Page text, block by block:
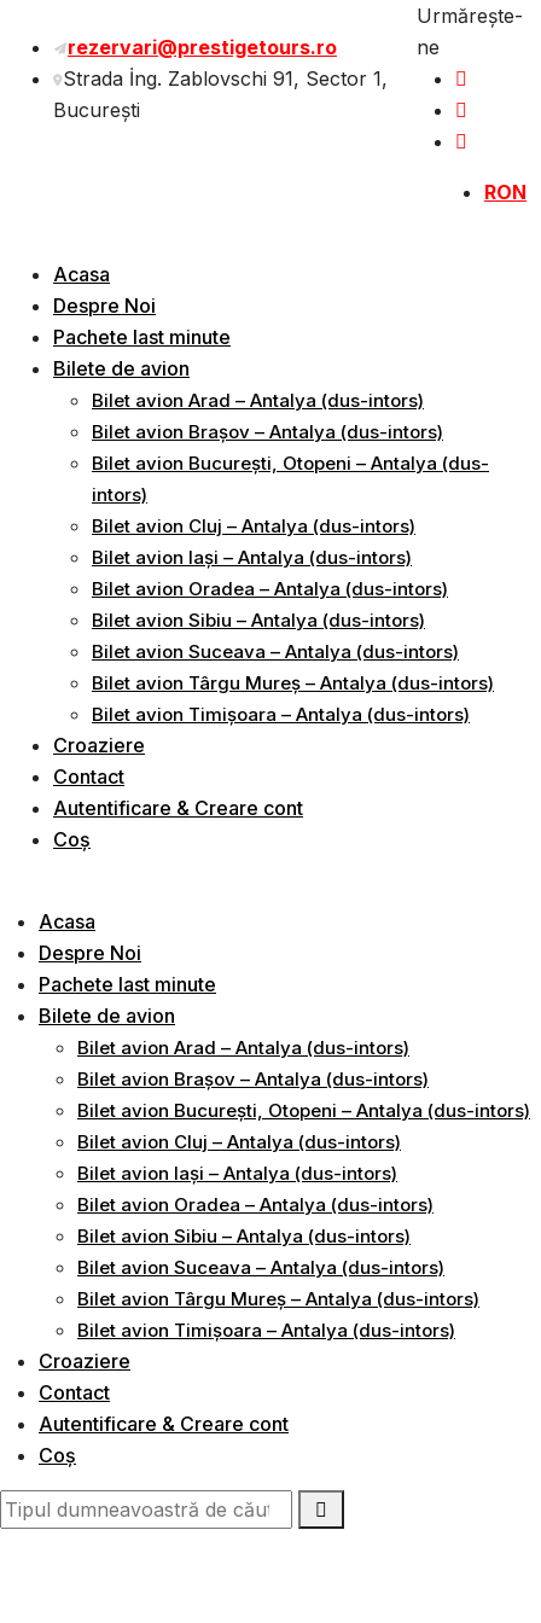
conținut
rezervari@prestigetours.ro
Strada İng. Zablovschi 91, Sector 1,
Bucureşti
Urmărește-
ne
RON
Acasa
Despre Noi
Pachete last minute
Bilete de avion
Bilet avion Arad – Antalya (dus-intors)
Bilet avion Brașov – Antalya (dus-intors)
Bilet avion București, Otopeni – Antalya (dus-
intors)
Bilet avion Cluj – Antalya (dus-intors)
Bilet avion Iași – Antalya (dus-intors)
Bilet avion Oradea – Antalya (dus-intors)
Bilet avion Sibiu – Antalya (dus-intors)
Bilet avion Suceava – Antalya (dus-intors)
Bilet avion Târgu Mureș – Antalya (dus-intors)
Bilet avion Timișoara – Antalya (dus-intors)
Croaziere
Contact
Autentificare & Creare cont
Coș
Acasa
Despre Noi
Pachete last minute
Bilete de avion
Bilet avion Arad – Antalya (dus-intors)
Bilet avion Brașov – Antalya (dus-intors)
Bilet avion București, Otopeni – Antalya (dus-intors)
Bilet avion Cluj – Antalya (dus-intors)
Bilet avion Iași – Antalya (dus-intors)
Bilet avion Oradea – Antalya (dus-intors)
Bilet avion Sibiu – Antalya (dus-intors)
Bilet avion Suceava – Antalya (dus-intors)
Bilet avion Târgu Mureș – Antalya (dus-intors)
Bilet avion Timișoara – Antalya (dus-intors)
Croaziere
Contact
Autentificare & Creare cont
Coș